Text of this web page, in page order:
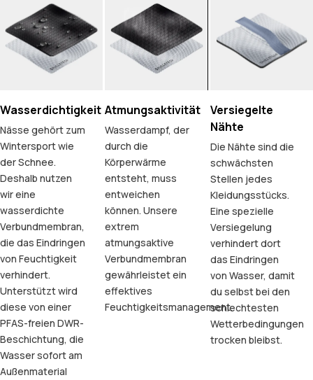
Wasserdichtigkeit
Nässe gehört zum
Wintersport wie
der Schnee.
Deshalb nutzen
wir eine
wasserdichte
Verbundmembran,
die das Eindringen
von Feuchtigkeit
verhindert.
Unterstützt wird
diese von einer
PFAS-freien DWR-
Beschichtung, die
Wasser sofort am
Außenmaterial
Atmungsaktivität
Wasserdampf, der
durch die
Körperwärme
entsteht, muss
entweichen
können. Unsere
extrem
atmungsaktive
Verbundmembran
gewährleistet ein
effektives
Feuchtigkeitsmanagement.
Versiegelte
Nähte
Die Nähte sind die
schwächsten
Stellen jedes
Kleidungsstücks.
Eine spezielle
Versiegelung
verhindert dort
das Eindringen
von Wasser, damit
du selbst bei den
schlechtesten
Wetterbedingungen
trocken bleibst.